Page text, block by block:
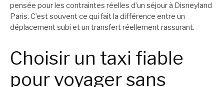
pensée pour les contraintes réelles d’un séjour à Disneyland
Paris. C’est souvent ce qui fait la différence entre un
déplacement subi et un transfert réellement rassurant.
Choisir un taxi fiable
pour voyager sans